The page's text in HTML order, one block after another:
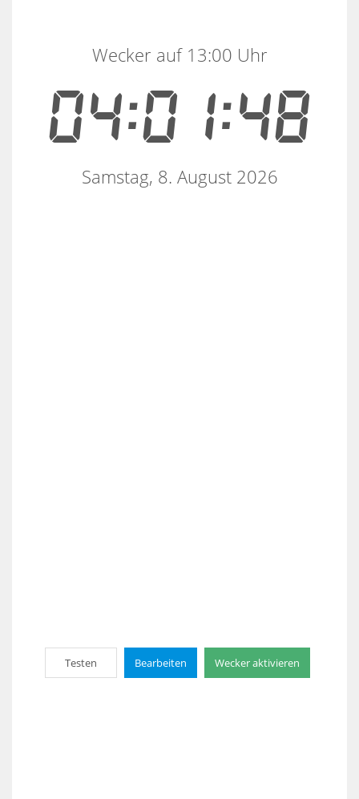
04:01:48
Wecker auf 13:00 Uhr
Samstag, 8. August 2026
Testen Bearbeiten Wecker aktivieren